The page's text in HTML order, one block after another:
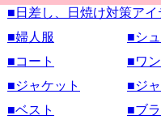
■日差し、日焼け対策ア
■婦人服
■シ
■コート
■ワ
■ジャケット
■ジ
■ベスト
■ブ